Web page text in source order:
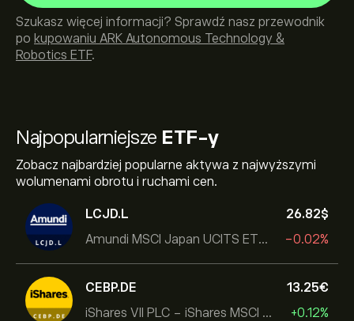
Najpopularniejsze ETF-y
Zobacz najbardziej popularne aktywa z najwyższymi
wolumenami obrotu i ruchami cen.
LCJD.L
Amundi MSCI Japan UCITS ETF Acc
26.82‎$‎
-0.02%
CEBP.DE
iShares VII PLC - iShares MSCI EMU USD Hedged UCITS ETF
13.25‎€‎
+0.12%
Szukasz więcej informacji? Sprawdź nasz przewodnik
po kupowaniu ARK Autonomous Technology &
Robotics ETF.